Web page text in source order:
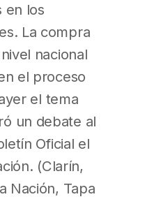
en los
La compra
nacional
el proceso
el tema
un debate al
Oficial el
(Clarín,
Nación, Tapa